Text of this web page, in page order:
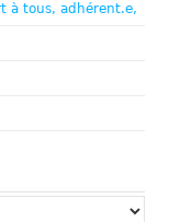
à tous, adhérent.e,